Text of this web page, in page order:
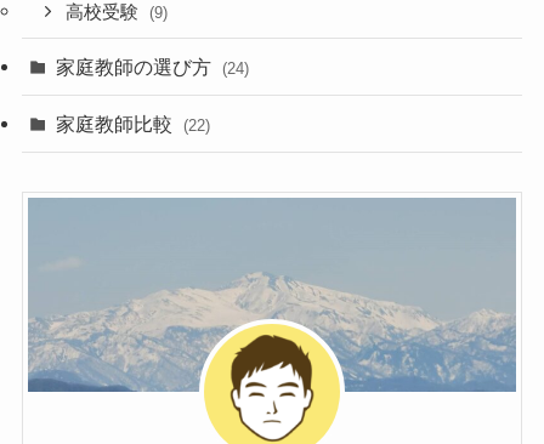
高校受験 (9)
家庭教師の選び方 (24)
家庭教師比較 (22)